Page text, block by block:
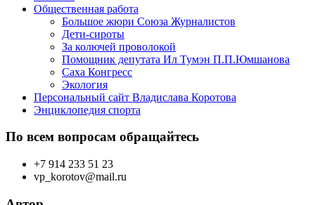
Общественная работа
Большое жюри Союза Журналистов
Дети-сироты
За колючей проволокой
Помощник депутата Ил Тумэн П.П.Юмшанова
Саха Конгресс
Экология
Персональный сайт Владислава Коротова
Энциклопедия спорта
По всем вопросам обращайтесь
+7 914 233 51 23
vp_korotov@mail.ru